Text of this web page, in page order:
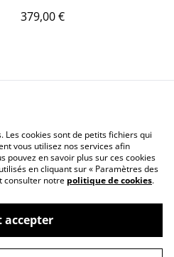
379,00 €
Conditions
Politique de cookies
Les cookies sont de petits fichiers qui
vous utilisez nos services afin
pouvez en savoir plus sur ces cookies
en cliquant sur « Paramètres des
consulter notre politique de cookies.
accepter